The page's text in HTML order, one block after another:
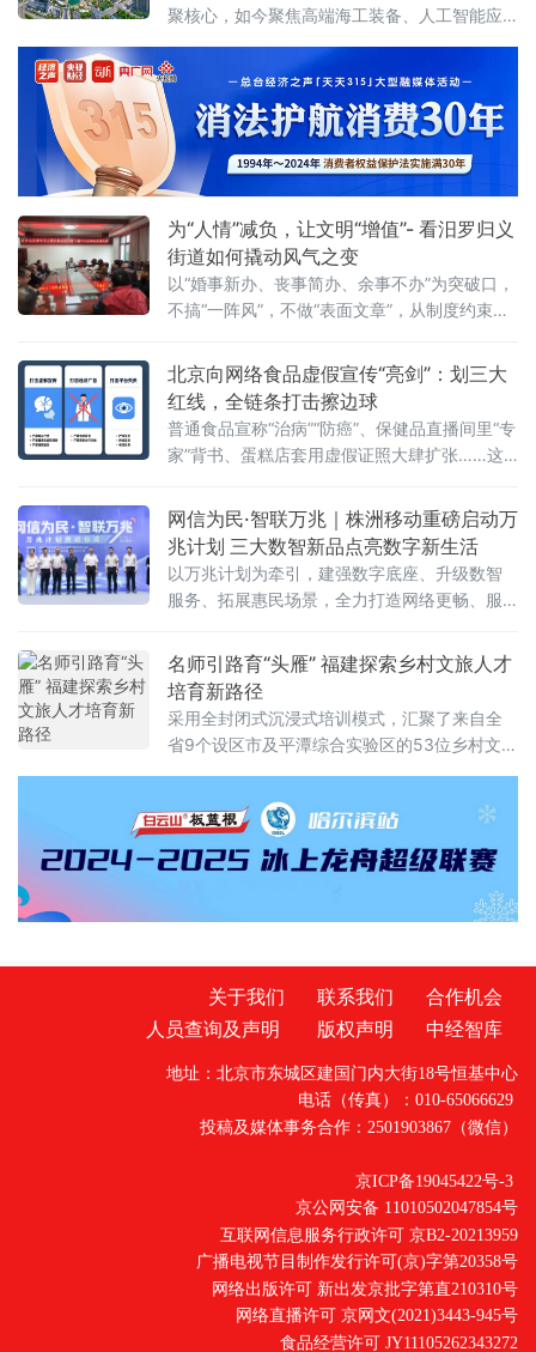
聚核心，如今聚焦高端海工装备、人工智能应
批优质企业相继落地，汽车零售总部集聚区也
加速成型，新能源汽车集合店二期等关键项目
稳步推进，发展动能持续增强。
为“人情”减负，让文明“增值”- 看汨罗归义
街道如何撬动风气之变
以“婚事新办、丧事简办、余事不办”为突破口，
不搞“一阵风”，不做“表面文章”，从制度约束到
常，走出一条系统化、常态化的移
北京向网络食品虚假宣传“亮剑”：划三大
红线，全链条打击擦边球
普通食品宣称“治病”“防癌”、保健品直播间里“专
家”背书、蛋糕店套用虚假证照大肆扩张……这
从源头到终端的精准打击。近日，北京市市场
监管局在全市范围内启动网络食品销售虚假宣
传专项整治行动，围绕网络食品销售全链条，
划设虚假商业营销、虚假违法广告、平台及直
播相关违法行为三大类“红线”，严厉查处各类虚
网信为民·智联万兆｜株洲移动重磅启动万
兆计划 三大数智新品点亮数字新生活
以万兆计划为牵引，建强数字底座、升级数智
服务、拓展惠民场景，全力打造网络更畅、服
贡献移动力量！
名师引路育“头雁” 福建探索乡村文旅人才
培育新路径
采用全封闭式沉浸式培训模式，汇聚了来自全
省9个设区市及平潭综合实验区的53位乡村文旅
关于我们 联系我们
合作机会
人员查询及声明
版权声明 中经智库
地址：北京市东城区建国门内大街18号恒基中心
电话（传真）：010-65066629
投稿及媒体事务合作：2501903867（微信）
京ICP备19045422号-3
京公网安备 11010502047854号
互联网信息服务行政许可 京B2-20213959
广播电视节目制作发行许可(京)字第20358号
网络出版许可 新出发京批字第直210310号
网络直播许可 京网文(2021)3443-945号
食品经营许可 JY11105262343272